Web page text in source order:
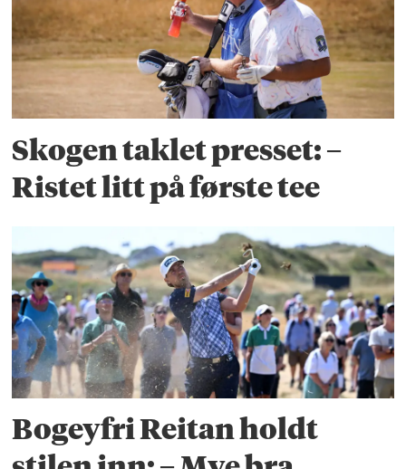
Skogen taklet presset: –
Ristet litt på første tee
Bogeyfri Reitan holdt